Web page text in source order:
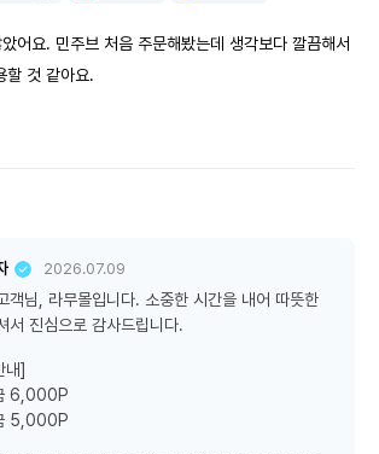
어요. 민주브 처음 주문해봤는데 생각보다 깔끔해서
할 것 같아요.
2026.07.09
객님, 라무몰입니다. 소중한 시간을 내어 따뜻한
서 진심으로 감사드립니다.
내]
6,000P
5,000P